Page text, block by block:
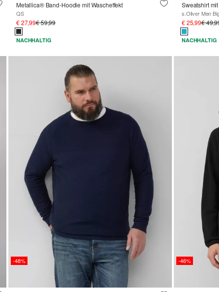
Metallica® Band-Hoodie mit Wascheffekt
QS
€ 27,99€ 59,99
NACHHALTIG
Sweatshirt
s.Oliver Men
€ 25,99€
NACHHALTIG
-48% -46%